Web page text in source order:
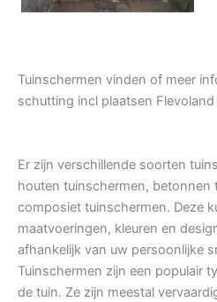
Tuinschermen vinden of meer
schutting incl plaatsen Flevoland
Er zijn verschillende soorten
houten tuinschermen, betonnen
composiet tuinschermen. Deze
maatvoeringen, kleuren en
afhankelijk van uw persoonlijke
Tuinschermen zijn een populair
de tuin. Ze zijn meestal